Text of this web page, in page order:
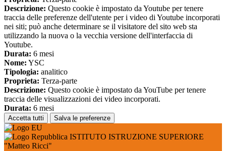
Descrizione: Questo cookie è impostato da Youtube per tenere
traccia delle preferenze dell'utente per i video di Youtube incorporati
nei siti; può anche determinare se il visitatore del sito web sta
utilizzando la nuova o la vecchia versione dell'interfaccia di
Youtube.
Durata: 6 mesi
Nome: YSC
Tipologia: analitico
Proprieta: Terza-parte
Descrizione: Questo cookie è impostato da YouTube per tenere
traccia delle visualizzazioni dei video incorporati.
Durata: 6 mesi
Accetta tutti Salva le preferenze
ISTITUTO ISTRUZIONE SUPERIORE
"Matteo Ricci"